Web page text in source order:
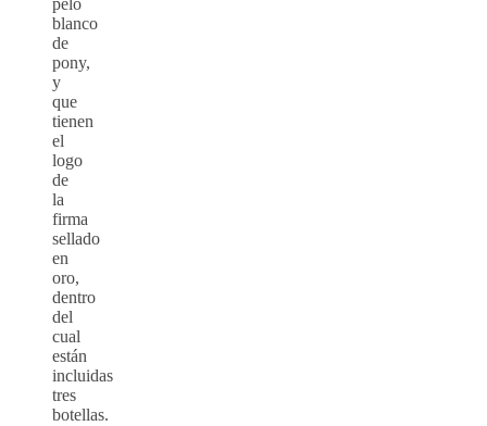
pelo
blanco
de
pony,
y
que
tienen
el
logo
de
la
firma
sellado
en
oro,
dentro
del
cual
están
incluidas
tres
botellas.